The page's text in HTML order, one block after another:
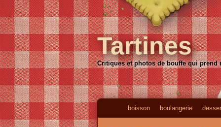
Tartines
Critiques et photos de bouffe qui prend
boisson boulangerie